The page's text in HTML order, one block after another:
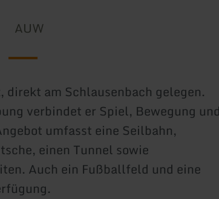
AUW
am Schlausenbach gelegen.
verbindet er Spiel, Bewegung und
umfasst eine Seilbahn,
einen Tunnel sowie
Auch ein Fußballfeld und eine